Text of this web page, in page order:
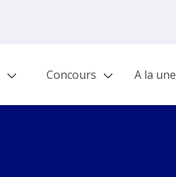
Concours A la une